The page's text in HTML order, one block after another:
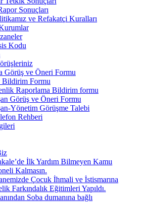
Sonuçları
ve Refakatçi Kuralları
Kodu
Görüş ve Öneri Formu
Bildirim Formu
Raporlama Bildirim formu
Görüş ve Öneri Formu
Yönetim Görüşme Talebi
Rehberi
İlk Yardım Bilmeyen Kamu
Kalmasın.
Çocuk İhmali ve İstismarına
Farkındalık Eğitimleri Yapıldı.
Soba dumanına bağlı